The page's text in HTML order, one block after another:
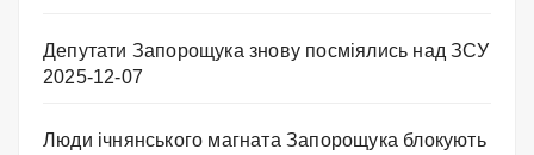
Депутати Запорощука знову посміялись над ЗСУ
2025-12-07
Люди ічнянського магната Запорощука блокують